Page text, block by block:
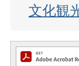
文化観